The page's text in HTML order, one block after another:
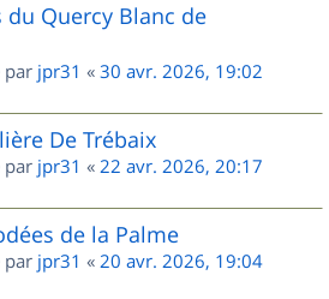
du Quercy Blanc de
par jpr31 « 30 avr. 2026, 19:02
De Trébaix
par jpr31 « 22 avr. 2026, 20:17
de la Palme
par jpr31 « 20 avr. 2026, 19:04